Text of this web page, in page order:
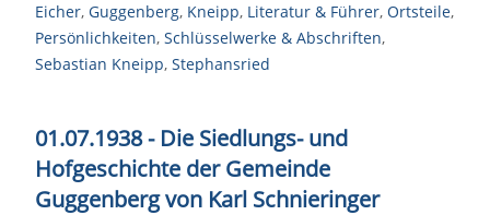
Eicher, Guggenberg, Kneipp, Literatur & Führer, Ortsteile,
Persönlichkeiten, Schlüsselwerke & Abschriften,
Sebastian Kneipp, Stephansried
01.07.1938 - Die Siedlungs- und
Hofgeschichte der Gemeinde
Guggenberg von Karl Schnieringer